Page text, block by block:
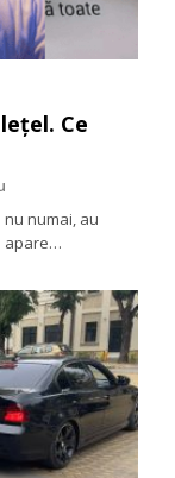
Ce
numai, au
apare…